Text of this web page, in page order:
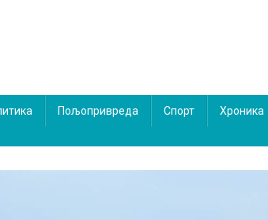
Пољопривреда Спорт Хроника